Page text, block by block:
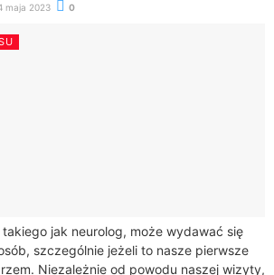
maja 2023 0
jak neurolog, może wydawać się
szczególnie jeżeli to nasze pierwsze
Niezależnie od powodu naszej wizyty,